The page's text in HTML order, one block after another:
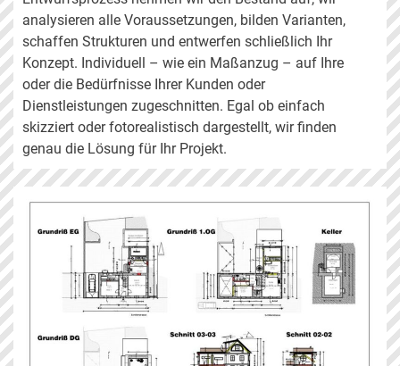
analysieren alle Voraussetzungen, bilden Varianten,
schaffen Strukturen und entwerfen schließlich Ihr
Konzept. Individuell – wie ein Maßanzug – auf Ihre
oder die Bedürfnisse Ihrer Kunden oder
Dienstleistungen zugeschnitten. Egal ob einfach
skizziert oder fotorealistisch dargestellt, wir finden
genau die Lösung für Ihr Projekt.